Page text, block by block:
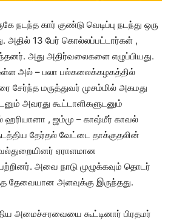
நடந்த கார் குண்டு வெடிப்பு நடந்து ஒரு
அதில் 13 பேர் கொல்லப்பட்டார்கள் ,
அது அதிர்வலைகளை எழுப்பியது.
உள்ள அல் – பலா பல்கலைக்கழகத்தில்
சேர்ந்த மருத்துவர் முசம்மில் அகமது
அவரது கூட்டாளிகளுடனும்
, ஜம்மு – காஷ்மீர் காவல்
தேர்தல் வேட்டை தாக்குதலின்
ஏராளமான
அவை நாடு முழுக்கவும் தொடர்
தேவையான அளவுக்கு இருந்தது.
அமைச்சரவையை கூட்டினார் பிரதமர்